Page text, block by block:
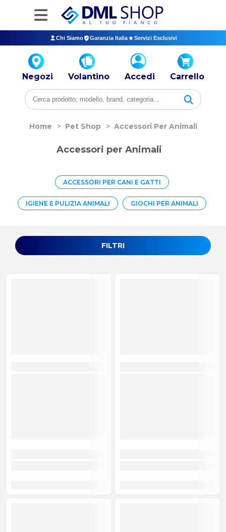
Chi Siamo Garanzia Italia Servizi Esclusivi
Negozi Volantino Accedi Carrello
Home > Pet Shop > Accessori Per Animali
FILTRI
Accessori per Animali
ACCESSORI PER CANI E GATTI
IGIENE E PULIZIA ANIMALI GIOCHI PER ANIMALI